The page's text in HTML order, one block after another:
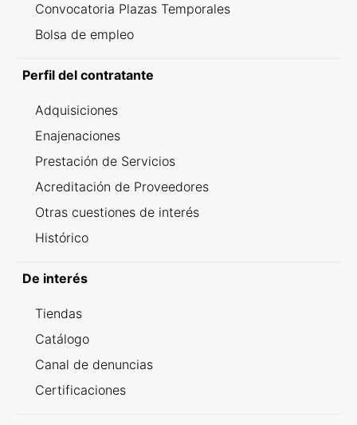
Convocatoria Plazas Temporales
Bolsa de empleo
Perfil del contratante
Adquisiciones
Enajenaciones
Prestación de Servicios
Acreditación de Proveedores
Otras cuestiones de interés
Histórico
De interés
Tiendas
Catálogo
Canal de denuncias
Certificaciones